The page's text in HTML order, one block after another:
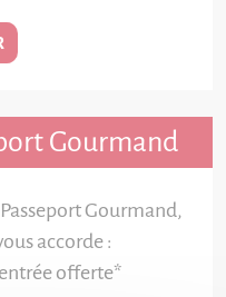
Gourmand
Gourmand,
accorde :
offerte*